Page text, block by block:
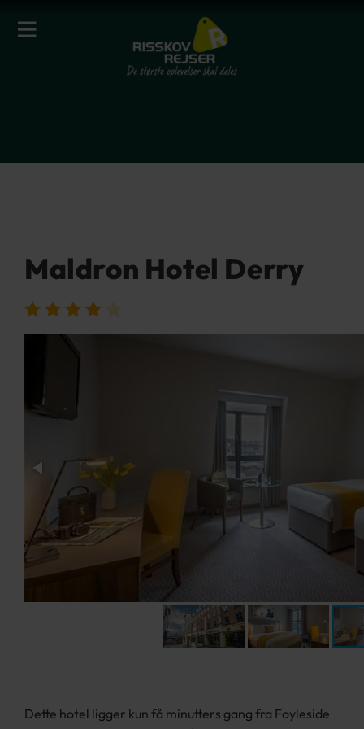
Maldron Hotel Derry
Dette hotel ligger kun få minutters gang fra Foyleside